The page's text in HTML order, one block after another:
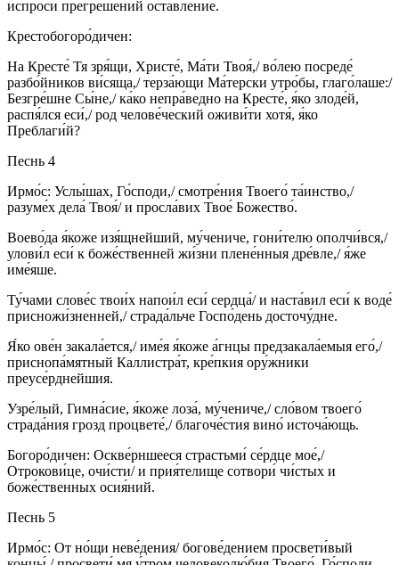
испроси́ прегреше́ний оставле́ние.
Крестобогоро́дичен:
На Кресте́ Тя зря́щи, Христе́, Ма́ти Твоя́,/ во́лею посреде́
разбо́йников ви́сяща,/ терза́ющи Ма́терски утро́бы, глаго́лаше:/
Безгре́шне Сы́не,/ ка́ко непра́ведно на Кресте́, я́ко злоде́й,
распя́лся еси́,/ род челове́ческий оживи́ти хотя́, я́ко
Преблаги́й?
Песнь 4
Ирмо́с: Услы́шах, Го́споди,/ смотре́ния Твоего́ та́инство,/
разуме́х дела́ Твоя́/ и просла́вих Твое́ Божество́.
Воево́да я́коже изя́щнейший, му́чениче, гони́телю ополчи́вся,/
улови́л еси́ к боже́ственней жи́зни плене́нныя дре́вле,/ я́же
име́яше.
Ту́чами слове́с твои́х напои́л еси́ сердца́/ и наста́вил еси́ к воде́
присножи́зненней,/ страда́льче Госпо́день досточу́дне.
Я́ко ове́н закала́ется,/ име́я я́коже а́гнцы предзакала́емыя его́,/
приснопа́мятный Каллистра́т, кре́пкия ору́жники
преусе́рднейшия.
Узре́лый, Гимна́сие, я́коже лоза́, му́чениче,/ сло́вом твоего́
страда́ния грозд процвете́,/ благоче́стия вино́ источа́ющь.
Богоро́дичен: Оскве́рншееся страстьми́ се́рдце мое́,/
Отрокови́це, очи́сти/ и прия́телище сотвори́ чи́стых и
боже́ственных осия́ний.
Песнь 5
Ирмо́с: От но́щи неве́дения/ богове́дением просвети́вый